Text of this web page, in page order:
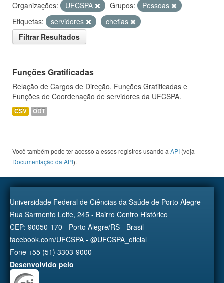
Organizações: UFCSPA Grupos:
Pessoas
Etiquetas:
servidores
chefias
Filtrar Resultados
Funções Gratificadas
Relação de Cargos de Direção, Funções Gratificadas e
Funções de Coordenação de servidores da UFCSPA.
CSV ODT
Você também pode ter acesso a esses registros usando a API (veja
Documentação da API).
Universidade Federal de Ciências da Saúde de Porto Alegre
Rua Sarmento Leite, 245 - Bairro Centro Histórico
CEP: 90050-170 - Porto Alegre/RS - Brasil
facebook.com/UFCSPA - @UFCSPA_oficial
Fone +55 (51) 3303-9000
Desenvolvido pelo